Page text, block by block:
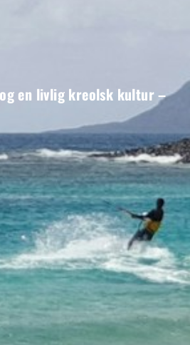
en livlig kreolsk kultur –